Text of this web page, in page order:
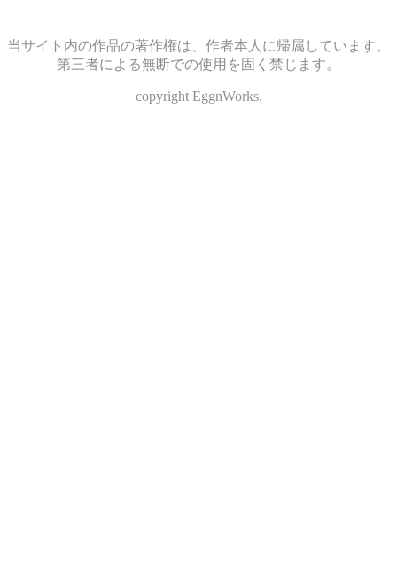
当サイト内の作品の著作権は、作者本人に帰属しています。
第三者による無断での使用を固く禁じます。
copyright EggnWorks.